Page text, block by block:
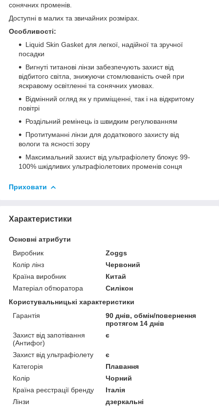
сонячних променів.
Доступні в малих та звичайних розмірах.
Особливості:
Liquid Skin Gasket для легкої, надійної та зручної
посадки
Вигнуті титанові лінзи забезпечують захист від
відбитого світла, знижуючи стомлюваність очей при
яскравому освітленні та сонячних умовах.
Відмінний огляд як у приміщенні, так і на відкритому
повітрі
Роздільний ремінець із швидким регулюванням
Протитуманні лінзи для додаткового захисту від
вологи та ясності зору
Максимальний захист від ультрафіолету блокує 99-
100% шкідливих ультрафіолетових променів сонця
Приховати
Характеристики
Основні атрибути
Виробник
Zoggs
Колір лінз
Червоний
Країна виробник
Китай
Матеріал обтюратора
Силікон
Користувальницькі характеристики
Гарантія
90 днів, обмін/повернення
протягом 14 днів
Захист від запотівання
(Антифог)
є
Захист від ультрафіолету
є
Категорія
Плавання
Колір
Чорний
Країна реєстрації бренду
Італія
Лінзи
дзеркальні